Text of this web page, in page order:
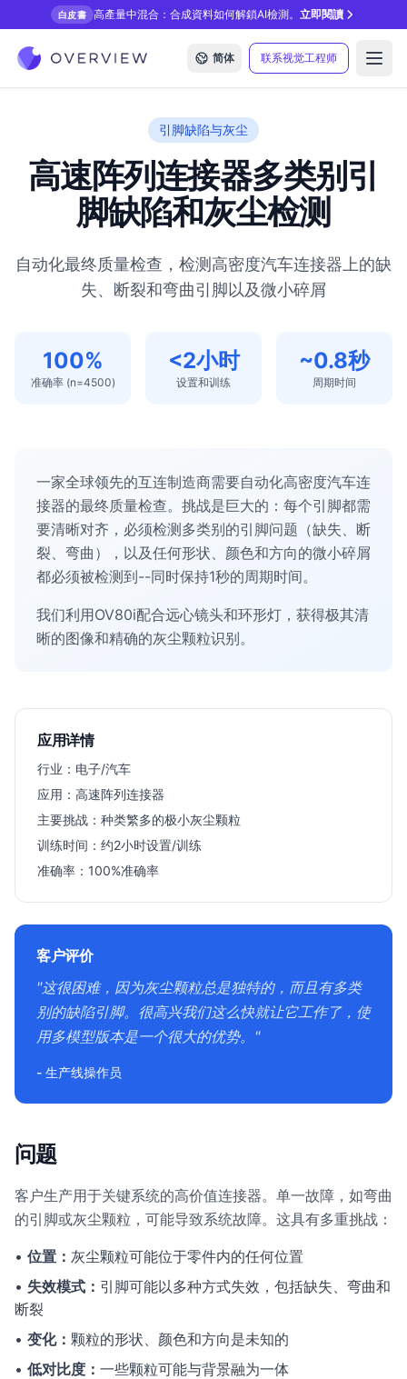
白皮書 高產量中混合：合成資料如何解鎖AI檢測。立即閱讀
简体 联系视觉工程师
引脚缺陷与灰尘
高速阵列连接器多类别引
脚缺陷和灰尘检测
自动化最终质量检查，检测高密度汽车连接器上的缺
失、断裂和弯曲引脚以及微小碎屑
100%
准确率 (n=4500)
<2小时
设置和训练
~0.8秒
周期时间
一家全球领先的互连制造商需要自动化高密度汽车连
接器的最终质量检查。挑战是巨大的：每个引脚都需
要清晰对齐，必须检测多类别的引脚问题（缺失、断
裂、弯曲），以及任何形状、颜色和方向的微小碎屑
都必须被检测到--同时保持1秒的周期时间。
我们利用OV80i配合远心镜头和环形灯，获得极其清
晰的图像和精确的灰尘颗粒识别。
应用详情
行业： 电子/汽车
应用： 高速阵列连接器
主要挑战： 种类繁多的极小灰尘颗粒
训练时间： 约2小时设置/训练
准确率： 100%准确率
客户评价
"这很困难，因为灰尘颗粒总是独特的，而且有多类
别的缺陷引脚。很高兴我们这么快就让它工作了，使
用多模型版本是一个很大的优势。"
- 生产线操作员
问题
客户生产用于关键系统的高价值连接器。单一故障，如弯曲
的引脚或灰尘颗粒，可能导致系统故障。这具有多重挑战：
• 位置： 灰尘颗粒可能位于零件内的任何位置
• 失效模式： 引脚可能以多种方式失效，包括缺失、弯曲和
断裂
• 变化： 颗粒的形状、颜色和方向是未知的
• 低对比度： 一些颗粒可能与背景融为一体